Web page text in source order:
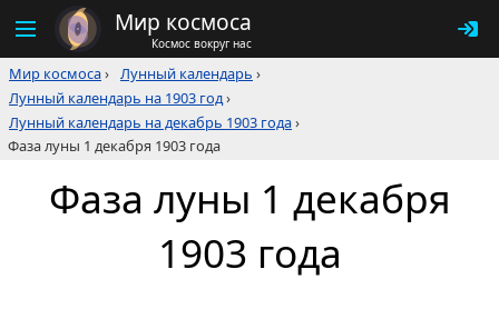
Мир космоса
Космос вокруг нас
Мир космоса› Лунный календарь ›
Лунный календарь на 1903 год›
Лунный календарь на декабрь 1903 года›
Фаза луны 1 декабря 1903 года
Фаза луны 1 декабря
1903 года